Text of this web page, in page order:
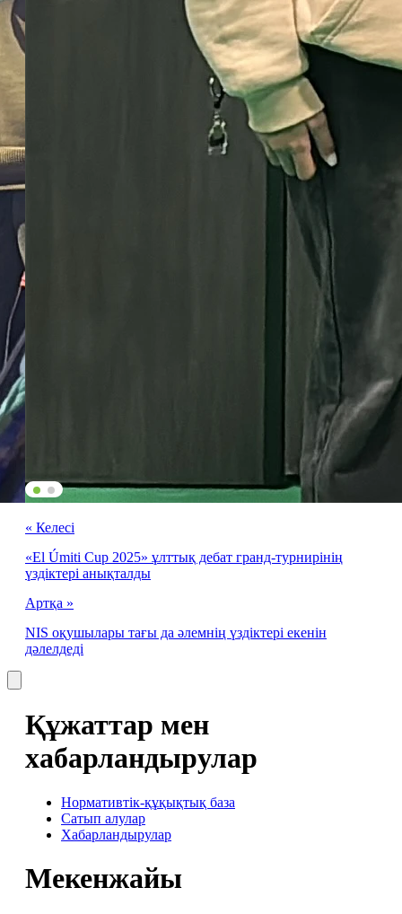
« Келесі
«El Úmiti Cup 2025» ұлттық дебат гранд-турнирінің
үздіктері анықталды
Артқа »
NIS оқушылары тағы да әлемнің үздіктері екенін
дәлелдеді
Құжаттар мен
хабарландырулар
Нормативтік-құқықтық база
Сатып алулар
Хабарландырулар
Мекенжайы